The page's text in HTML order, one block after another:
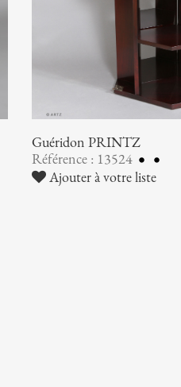
Guéridon PRINTZ
Référence : 13524
Ajouter à votre liste